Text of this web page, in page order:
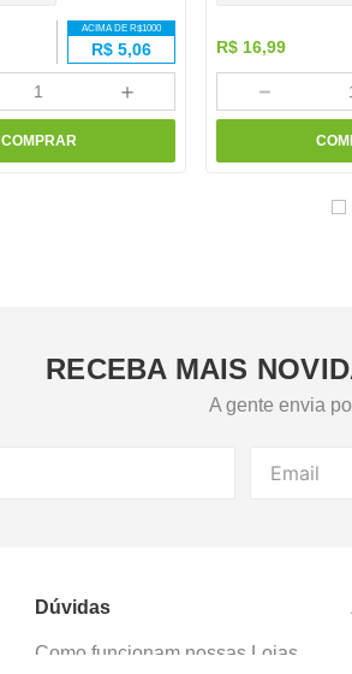
ACIMA DE R$1000
R$ 5,06
＋
COMPRAR
R$ 16,99
－
RECEBA MAIS
A gente envia
Dúvidas
Como funcionam nossas Lojas